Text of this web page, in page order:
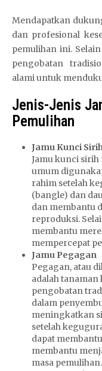
Mendapatkan
dan profesional
pemulihan ini.
pengobatan
alami untuk
Jenis-Jenis
Pemulihan
Jamu Kunci
Jamu kunci sirih
umum
rahim setelah
(bangle) dan
dan membantu
reproduksi.
membantu
mempercepat
Jamu Pegagan
Pegagan, atau
adalah
pengobatan
dalam
meningkatkan
setelah
dapat
membantu
masa pemulihan.